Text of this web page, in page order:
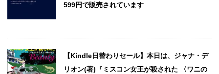
599円で販売されています
【Kindle日替わりセール】本日は、ジャナ・デ
リオン(著)『ミスコン女王が殺された 〈ワニの